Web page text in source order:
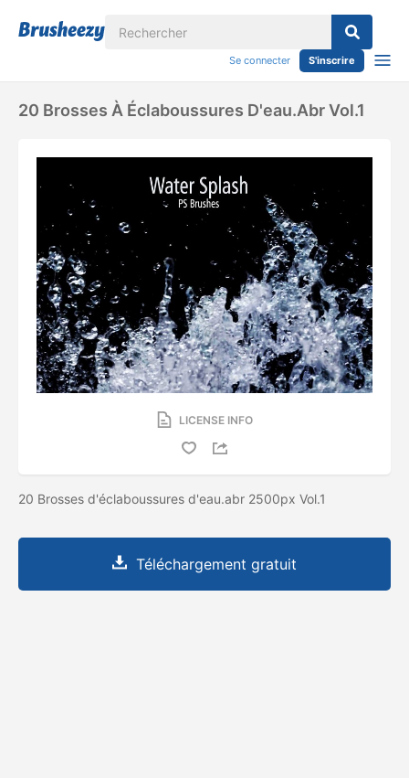
Se connecter S'inscrire
20 Brosses À Éclaboussures D'eau.abr Vol.1
LICENSE INFO
20 Brosses d'éclaboussures d'eau.abr 2500px Vol.1
Téléchargement gratuit